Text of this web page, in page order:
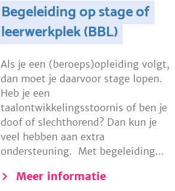
Begeleiding op stage of
leerwerkplek (BBL)
Als je een (beroeps)opleiding volgt,
dan moet je daarvoor stage lopen.
Heb je een
taalontwikkelingsstoornis of ben je
doof of slechthorend? Dan kun je
veel hebben aan extra
ondersteuning. Met begeleiding...
Meer informatie